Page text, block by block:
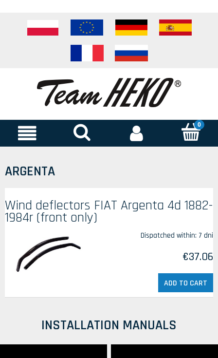
ARGENTA
Wind deflectors FIAT Argenta 4d 1882-
1984r (front only)
Dispatched within: 7 dni
€37.06
ADD TO CART
INSTALLATION MANUALS